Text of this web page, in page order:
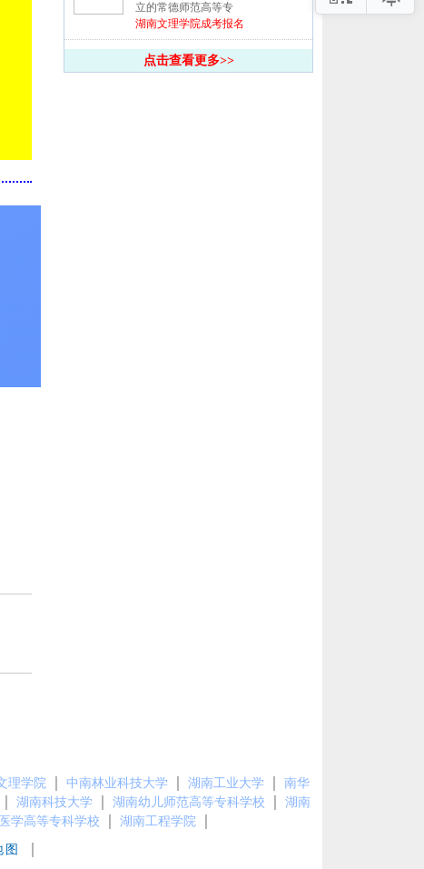
立的常德师范高等专
湖南文理学院成考报名
点击查看更多>>
理学院 中南林业科技大学 湖南工业大学
南华
湖南科技大学 湖南幼儿师范高等专科学校
湖南
学高等专科学校 湖南工程学院
图